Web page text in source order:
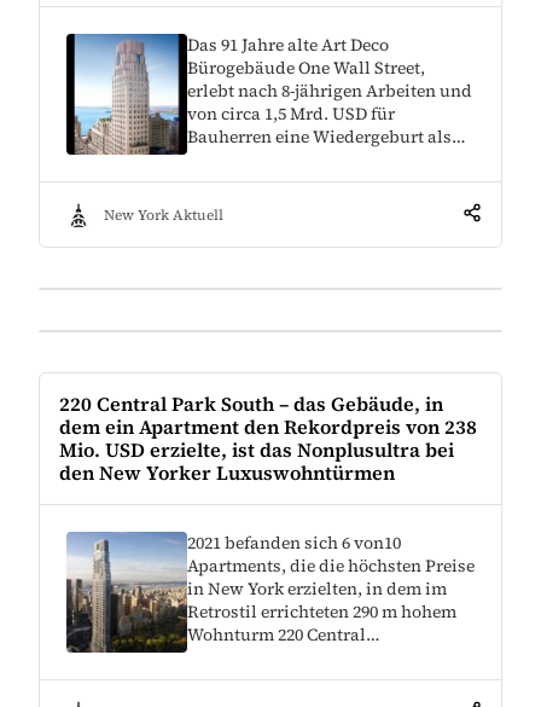
Das 91 Jahre alte Art Deco
Bürogebäude One Wall Street,
erlebt nach 8-jährigen Arbeiten und
von circa 1,5 Mrd. USD für
Bauherren eine Wiedergeburt als…
New York Aktuell
220 Central Park South – das Gebäude, in
dem ein Apartment den Rekordpreis von 238
Mio. USD erzielte, ist das Nonplusultra bei
den New Yorker Luxuswohntürmen
2021 befanden sich 6 von10
Apartments, die die höchsten Preise
in New York erzielten, in dem im
Retrostil errichteten 290 m hohem
Wohnturm 220 Central…